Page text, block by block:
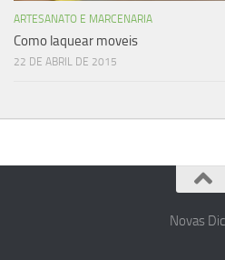
ARTESANATO E MARCENARIA
Como laquear moveis
22 DE ABRIL DE 2015
Novas